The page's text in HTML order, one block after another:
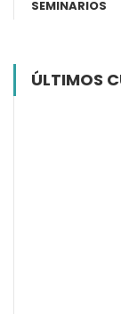
SEMINARIOS
ÚLTIMOS